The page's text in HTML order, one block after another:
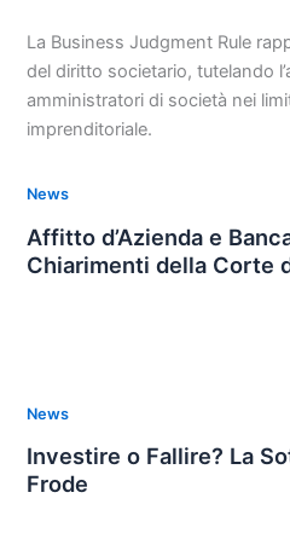
La Business Judgment Rule
del diritto societario, tutelando
amministratori di società nei
imprenditoriale.
News
Affitto d’Azienda e
Chiarimenti della Corte
News
Investire o Fallire? La
Frode